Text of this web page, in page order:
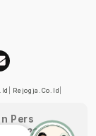
Rejogja.co.id
Pers
2022